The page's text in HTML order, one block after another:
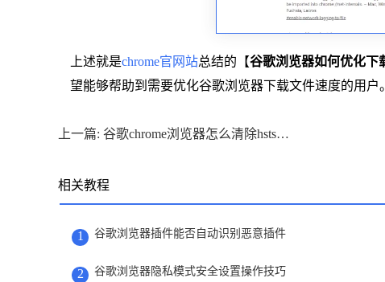
上述就是chrome官网站总结的【谷歌浏览器如何优化下
望能够帮助到需要优化谷歌浏览器下载文件速度的用户。
上一篇: 谷歌chrome浏览器怎么清除hsts缓存
相关教程
1 谷歌浏览器插件能否自动识别恶意插件
2 谷歌浏览器隐私模式安全设置操作技巧